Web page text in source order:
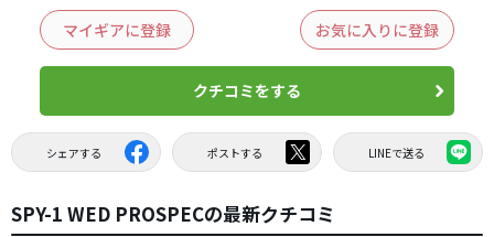
マイギアに登録 お気に入りに登録
クチコミをする
シェアする ポストする LINEで送る
SPY-1 WED PROSPECの最新クチコミ